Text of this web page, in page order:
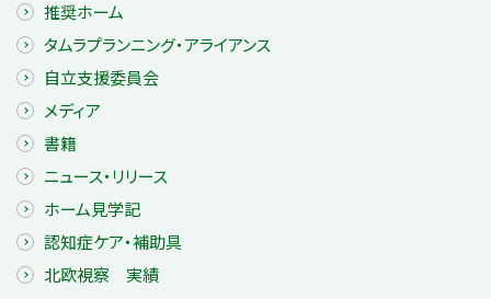
推奨ホーム
タムラプランニング・アライアンス
自立支援委員会
メディア
書籍
ニュース・リリース
ホーム見学記
認知症ケア・補助具
北欧視察 実績